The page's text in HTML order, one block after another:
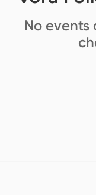
No events